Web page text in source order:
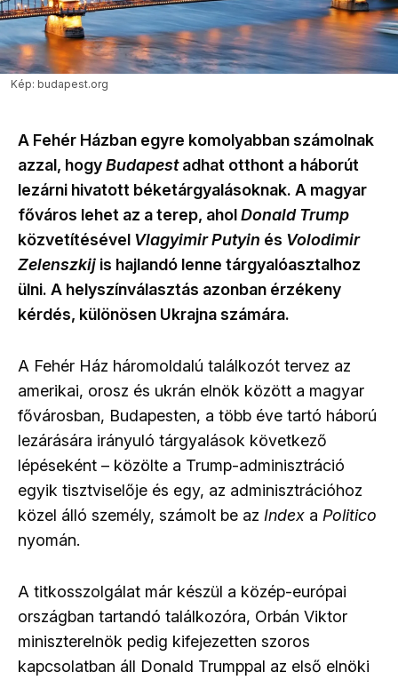
Kép: budapest.org
A Fehér Házban egyre komolyabban számolnak
azzal, hogyBudapestadhat otthont a háborút
lezárni hivatott béketárgyalásoknak. A magyar
főváros lehet az a terep, aholDonald Trump
közvetítésével Vlagyimir Putyin és Volodimir
Zelenszkij is hajlandó lenne tárgyalóasztalhoz
ülni. A helyszínválasztás azonban érzékeny
kérdés, különösen Ukrajna számára.
A Fehér Ház háromoldalú találkozót tervez az
amerikai, orosz és ukrán elnök között a magyar
fővárosban, Budapesten, a több éve tartó háború
lezárására irányuló tárgyalások következő
lépéseként – közölte a Trump-adminisztráció
egyik tisztviselője és egy, az adminisztrációhoz
közel álló személy, számolt be az Index a Politico
nyomán.
A titkosszolgálat már készül a közép-európai
országban tartandó találkozóra, Orbán Viktor
miniszterelnök pedig kifejezetten szoros
kapcsolatban áll Donald Trumppal az első elnöki